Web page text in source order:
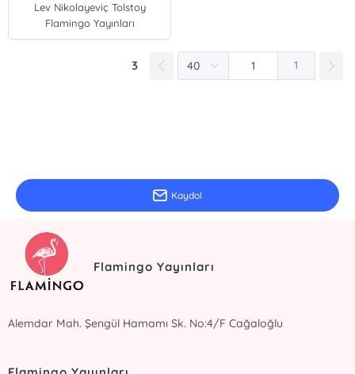
Lev Nikolayeviç Tolstoy
Flamingo Yayınları
3 1
Kaydol
Flamingo Yayınları
Alemdar Mah. Şengül Hamamı Sk. No:4/F Cağaloğlu